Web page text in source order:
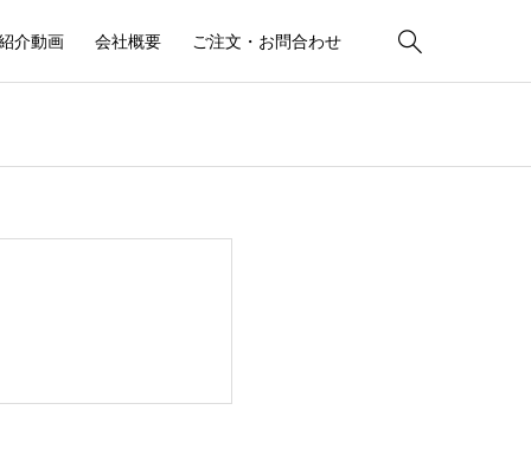
介動画 会社概要 ご注文・お問合わせ 